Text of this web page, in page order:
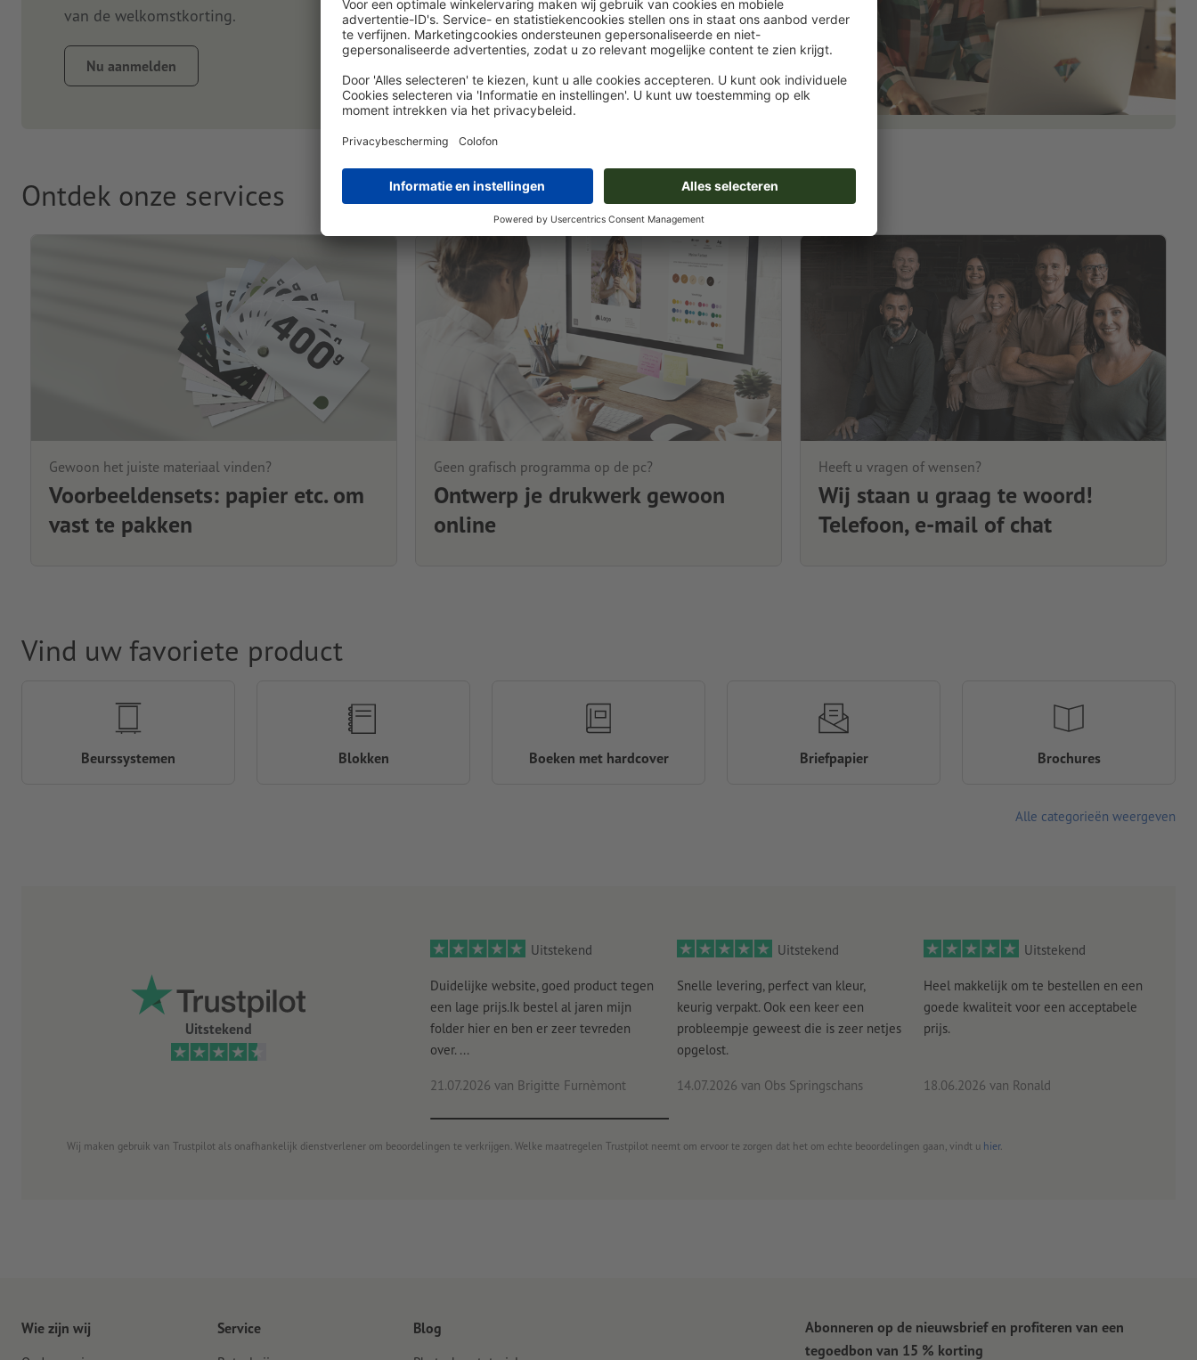
van de welkomstkorting.
Nu aanmelden
Ontdek onze services
Gewoon het juiste materiaal vinden?
Voorbeeldensets: papier etc. om
vast te pakken
Geen grafisch programma op de pc?
Ontwerp je drukwerk gewoon
online
Heeft u vragen of wensen?
Wij staan u graag te woord!
Telefoon, e-mail of chat
Uitstekend
Uitstekend
Duidelijke website, goed product tegen
een lage prijs.Ik bestel al jaren mijn
folder hier en ben er zeer tevreden
over. ...
21.07.2026 van Brigitte Furnèmont
Uitstekend
Snelle levering, perfect van kleur,
keurig verpakt. Ook een keer een
probleempje geweest die is zeer netjes
opgelost.
14.07.2026 van Obs Springschans
Uitstekend
Heel makkelijk om te bestellen en een
goede kwaliteit voor een acceptabele
prijs.
18.06.2026 van Ronald
Wij maken gebruik van Trustpilot als onafhankelijk dienstverlener om beoordelingen te verkrijgen. Welke maatregelen Trustpilot neemt om ervoor te zorgen dat het om echte beoordelingen gaan, vindt u hier.
Vind uw favoriete product
Beurssystemen Blokken Boeken met hardcover Briefpapier Brochures
Alle categorieën weergeven
Wie zijn wij Service Blog
Abonneren op de nieuwsbrief en profiteren van een
tegoedbon van 15 % korting